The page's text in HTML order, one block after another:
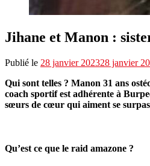
Jihane et Manon :
Publié le 28 janvier 202328 janvier
Qui sont telles ? Manon 31 ans
coach sportif est adhérente à
sœurs de cœur qui aiment se
Qu’est ce que le raid amazone ?